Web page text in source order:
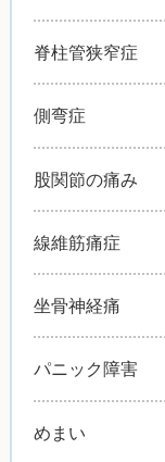
脊柱管狭窄症
側弯症
股関節の痛み
線維筋痛症
坐骨神経痛
パニック障害
めまい